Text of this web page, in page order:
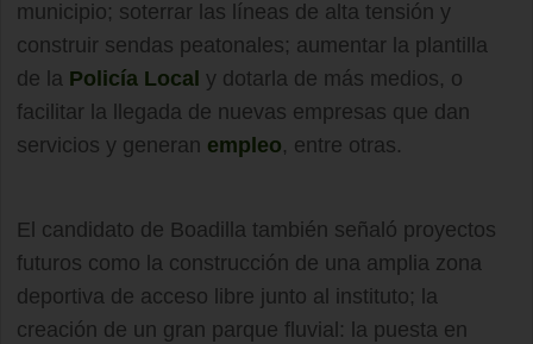
municipio; soterrar las líneas de alta tensión y
construir sendas peatonales; aumentar la plantilla
de la Policía Local y dotarla de más medios, o
facilitar la llegada de nuevas empresas que dan
servicios y generan empleo, entre otras.
El candidato de Boadilla también señaló proyectos
futuros como la construcción de una amplia zona
deportiva de acceso libre junto al instituto; la
creación de un gran parque fluvial: la puesta en